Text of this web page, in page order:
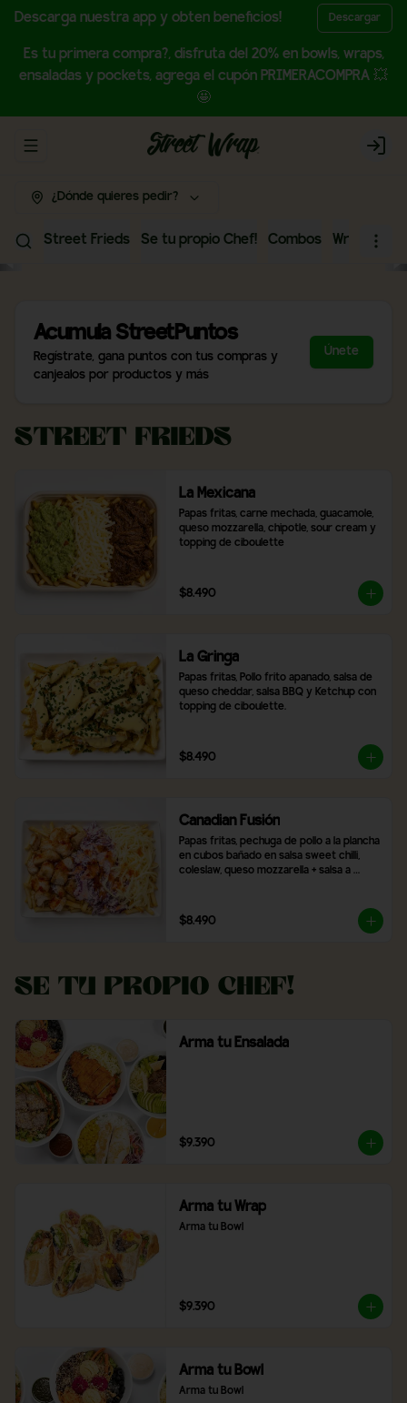
Descarga nuestra app y obten beneficios! Descargar
Es tu primera compra?, disfruta del 20% en bowls, wraps,
ensaladas y pockets, agrega el cupón PRIMERACOMPRA 💥
🤩
Abrir menu de navegación Login
¿Dónde quieres pedir?
Street Frieds Se tu propio Chef! Combos Wraps
Acumula StreetPuntos
Regístrate, gana puntos con tus compras y
canjealos por productos y más
Únete
Street Frieds
La Mexicana
Papas fritas, carne mechada, guacamole,
queso mozzarella, chipotle, sour cream y
topping de ciboulette
$8.490
La Gringa
Papas fritas, Pollo frito apanado, salsa de
queso cheddar, salsa BBQ y Ketchup con
topping de ciboulette.
$8.490
Canadian Fusión
Papas fritas, pechuga de pollo a la plancha
en cubos bañado en salsa sweet chilli,
coleslaw, queso mozzarella + salsa a
$8.490
Se tu propio Chef!
Arma tu Ensalada
$9.390
Arma tu Wrap
Arma tu Bowl
$9.390
Arma tu Bowl
Arma tu Bowl